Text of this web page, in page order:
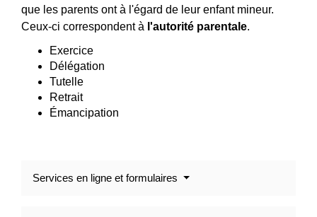
que les parents ont à l'égard de leur enfant mineur.
Ceux-ci correspondent à l'autorité parentale.
Exercice
Délégation
Tutelle
Retrait
Émancipation
Services en ligne et formulaires